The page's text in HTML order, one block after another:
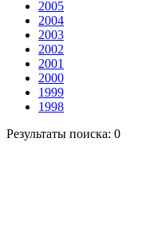
2005
2004
2003
2002
2001
2000
1999
1998
Результаты поиска: 0